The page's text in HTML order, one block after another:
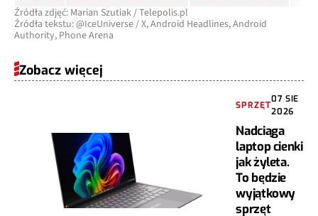
Źródła zdjęć: Marian Szutiak / Telepolis.pl
Źródła tekstu: @IceUniverse / X, Android Headlines, Android
Authority, Phone Arena
Zobacz więcej
SPRZĘT
07 SIE
2026
Nadciąga
laptop cienki
jak żyleta.
To będzie
wyjątkowy
sprzęt